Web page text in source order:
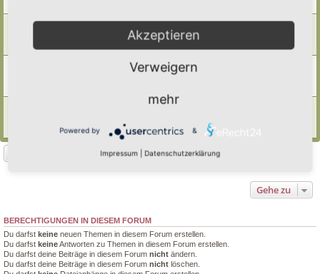
Asthaufen
Ann1981«Mi 14. Jan 2026, 19:33
Antworten:4
Laubhaufen, ein wichtiger Lebensraum im Herbst und Winter
Do 13. Nov 2025, 22:23
Antworten:4
Gehe zu
BERECHTIGUNGEN IN DIESEM FORUM
Du darfst keine neuen Themen in diesem Forum erstellen.
Du darfst keineAntworten zu Themen in diesem Forum erstellen.
Du darfst deine Beiträge in diesem Forum nicht ändern.
Du darfst deine Beiträge in diesem Forum nicht löschen.
Akzeptieren
Verweigern
mehr
Powered by &
Impressum Datenschutzerklärung